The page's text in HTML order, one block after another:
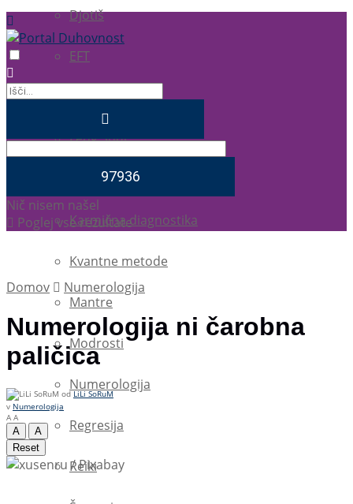
Djotiš
EFT
Ezoterika
Feng Shui
Karmična diagnostika
Kvantne metode
Mantre
Modrosti
Numerologija
Regresija
Reiki
Nič nisem našel
Poglej vse rezultate
Domov Numerologija
Numerologija ni čarobna
paličica
od LiLi SoRuM
v Numerologija
A A
A
A
Reset